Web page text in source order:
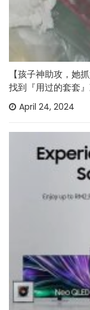
【孩子神助攻，她
找到『用过的套套
April 24, 2024